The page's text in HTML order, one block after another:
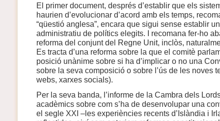
El primer document, després d’establir que els
haurien d’evolucionar d’acord amb els temps,
“qüestió anglesa”, encara que sigui sense establir
administratiu de polítics elegits. I recomana fer-ho
reforma del conjunt del Regne Unit, inclòs,
Es tracta d’una reforma sobre la que el comitè
posició unànime sobre si ha d’implicar o no una
sobre la seva composició o sobre l’ús de les noves
webs, xarxes socials).
Per la seva banda, l’informe de la Cambra dels
acadèmics sobre com s’ha de desenvolupar una
el segle XXI –les experiències recents d’Islàndia i